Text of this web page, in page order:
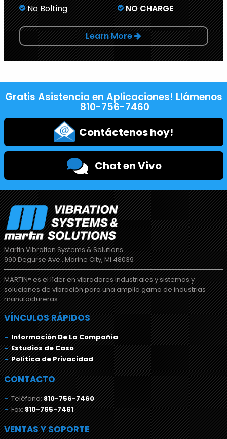
No Bolting
NO CHARGE
Learn More
Gratis Asistencia en Aplicaciones! Llámenos
810-756-7460
Contáctenos hoy!
Chat en Vivo
Martin Vibration Systems & Solutions
990 Degurse Ave , Marine City, MI 48039
MARTIN® es el líder en vibradores industriales y sistemas y
soluciones de vibración para una amplia gama de industrias
manufactureras.
VÍNCULOS RÁPIDOS
Información De La Compañía
Estudios de Caso
Política de Privacidad
CONTACTO
Teléfono:810-756-7460
Fax:810-765-7461
VENTAS Y SOPORTE